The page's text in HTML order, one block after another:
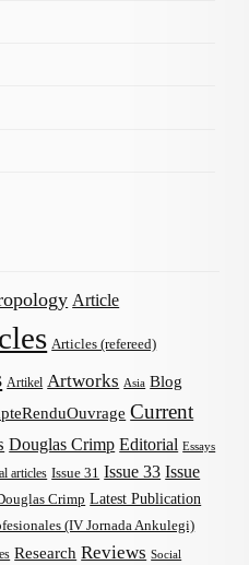
Article
Articles (refereed)
Artikel Artworks Asia Blog
Current
Douglas Crimp Editorial Essays
articles Issue 31 Issue 33 Issue
Crimp Latest Publication
(IV Jornada Ankulegi)
Research Reviews Social